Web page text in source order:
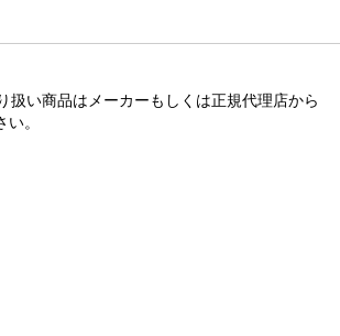
い商品はメーカーもしくは正規代理店から
。